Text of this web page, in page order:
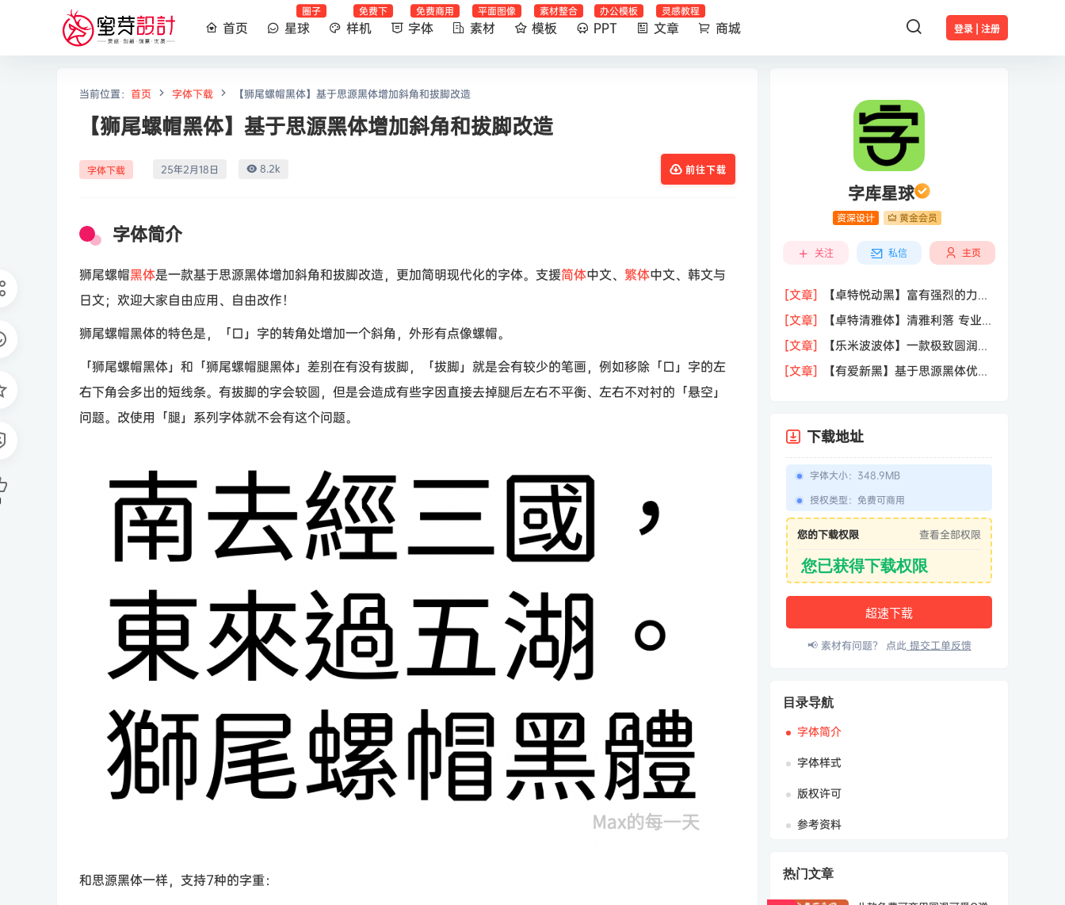
登录 | 注册
首页 星球
圈子
样机
免费下
字体
免费商用
素材
平面图像
模板
素材整合
PPT
办公模板
文章
灵感教程
商城
当前位置： 首页 字体下载 【狮尾螺帽黑体】基于思源黑体增加斜角和拔脚改造
【狮尾螺帽黑体】基于思源黑体增加斜角和拔脚改造
字体下载 25年2月18日 8.2k 前往下载
字体简介
狮尾螺帽黑体是一款基于思源黑体增加斜角和拔脚改造，更加简明现代化的字体。支援简体中文、 繁体中文、韩文与
日文；欢迎大家自由应用、自由改作！
狮尾螺帽黑体的特色是，「口」字的转角处增加一个斜角，外形有点像螺帽。
「狮尾螺帽黑体」和「狮尾螺帽腿黑体」差别在有没有拔脚，「拔脚」就是会有较少的笔画，例如移除「口」字的左
右下角会多出的短线条。有拔脚的字会较圆，但是会造成有些字因直接去掉腿后左右不平衡、左右不对衬的「悬空」
问题。改使用「腿」系列字体就不会有这个问题。
和思源黑体一样，支持7种的字重：
字库星球
资深设计 黄金会员
关注 私信 主页
[文章]
【卓特悦动黑】富有强烈的力度
感和动势免费商用标题黑体
[文章]
【卓特清雅体】清雅利落 专业可
信赖免费商用清雅字体
[文章]
【乐米波波体】一款极致圆润、
饱满可爱字体
[文章]
【有爱新黑】基于思源黑体优化
下载地址
字体大小： 348.9MB
授权类型： 免费可商用
您的下载权限 查看全部权限
您已获得下载权限
超速下载
📢 素材有问题？ 点此提交工单反馈
目录导航
字体简介
字体样式
版权许可
参考资料
热门文章